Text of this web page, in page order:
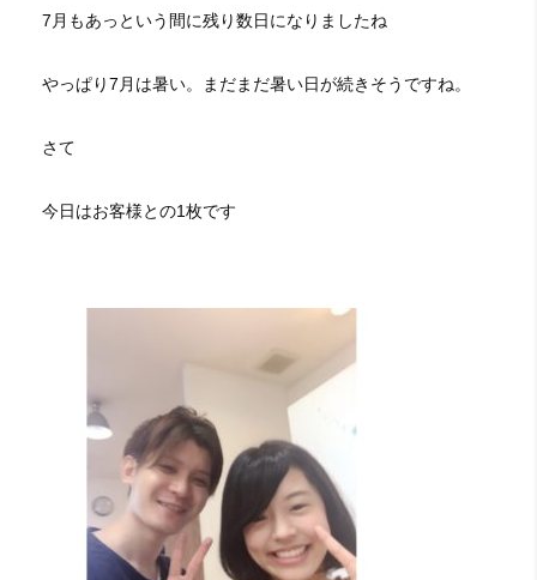
7月もあっという間に残り数日になりましたね
やっぱり7月は暑い。まだまだ暑い日が続きそうですね。
さて
今日はお客様との1枚です